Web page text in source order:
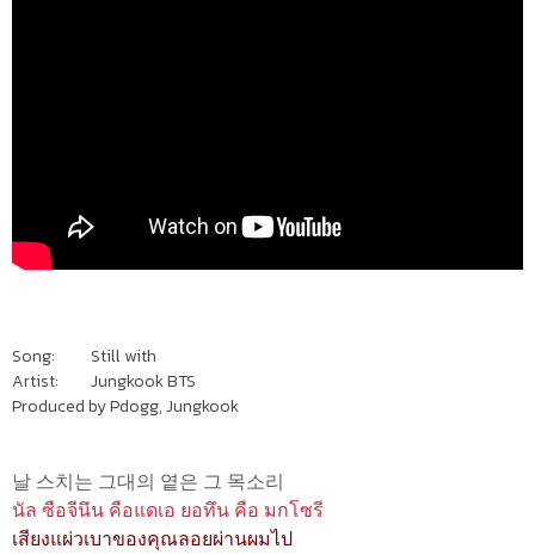
Song: Still with
Artist: Jungkook BTS
Produced by Pdogg, Jungkook
날 스치는 그대의 옅은 그 목소리
นัล ซือจีนึน คือแดเอ ยอทึน คือ มกโซรี
เสียงแผ่วเบาของคุณลอยผ่านผมไป